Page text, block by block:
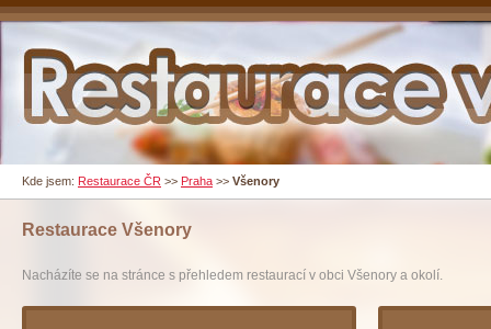
Kde jsem: Restaurace ČR >> Praha >> Všenory
Restaurace Všenory
Nacházíte se na stránce s přehledem restaurací v obci Všenory a okolí.